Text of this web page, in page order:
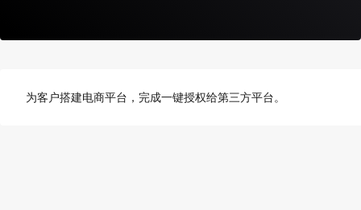
为客户搭建电商平台，完成一键授权给第三方平台。